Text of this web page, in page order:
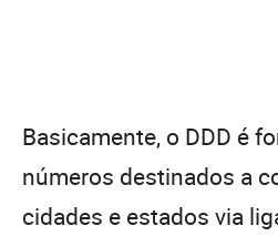
Basicamente, o DDD é
números destinados a
cidades e estados via